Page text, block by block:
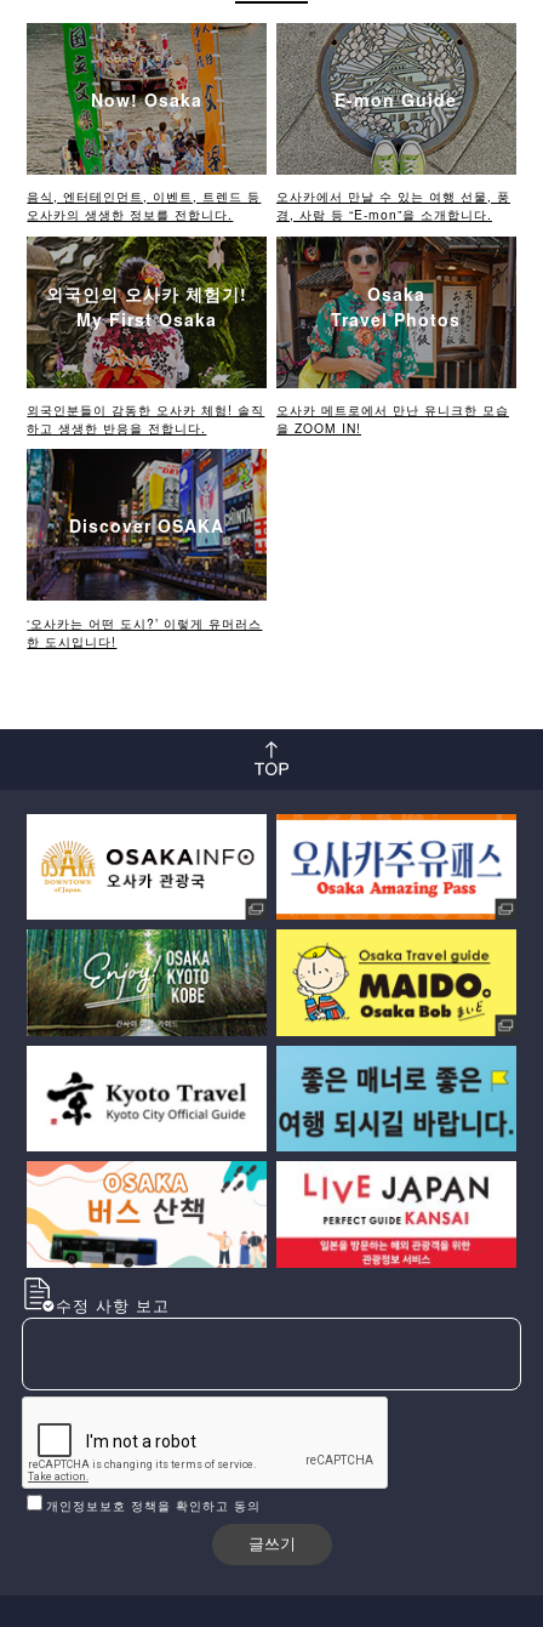
Now! Osaka
음식, 엔터테인먼트, 이벤트, 트렌드 등
오사카의 생생한 정보를 전합니다.
E-mon Guide
오사카에서 만날 수 있는 여행 선물, 풍
경, 사람 등 “E-mon”을 소개합니다.
외국인의 오사카 체험기!
My First Osaka
외국인분들이 감동한 오사카 체험! 솔직
하고 생생한 반응을 전합니다.
Osaka
Travel Photos
오사카 메트로에서 만난 유니크한 모습
을 ZOOM IN!
Discover OSAKA
‘오사카는 어떤 도시?’ 이렇게 유머러스
한 도시입니다!
수정 사항 보고
개인정보보호 정책을 확인하고 동의